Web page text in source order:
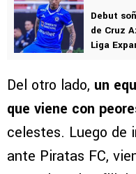
Debut
de Cruz
Liga
Del otro lado, un
que viene con
celestes. Luego de
ante Piratas FC,